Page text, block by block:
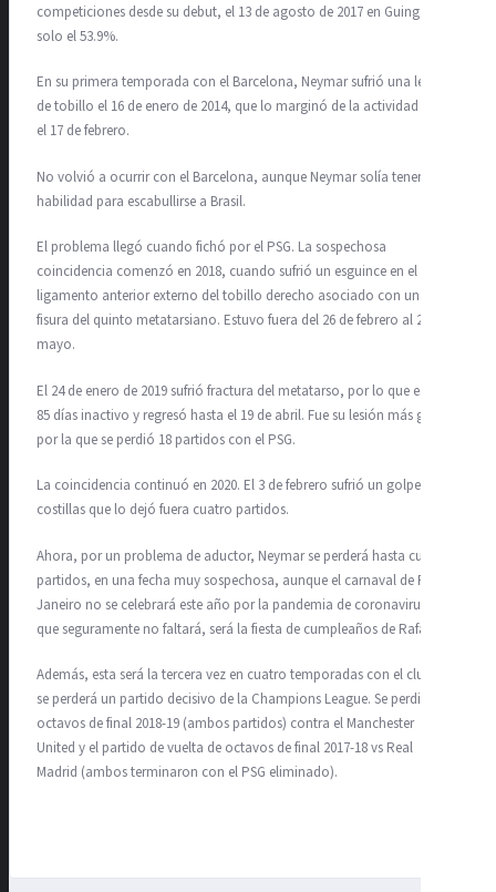
competiciones desde su debut, el 13 de agosto de 2017 en Guingamp,
solo el 53.9%.
En su primera temporada con el Barcelona, Neymar sufrió una lesión
de tobillo el 16 de enero de 2014, que lo marginó de la actividad hasta
el 17 de febrero.
No volvió a ocurrir con el Barcelona, aunque Neymar solía tener la
habilidad para escabullirse a Brasil.
El problema llegó cuando fichó por el PSG. La sospechosa
coincidencia comenzó en 2018, cuando sufrió un esguince en el
ligamento anterior externo del tobillo derecho asociado con una
fisura del quinto metatarsiano. Estuvo fuera del 26 de febrero al 27 de
mayo.
El 24 de enero de 2019 sufrió fractura del metatarso, por lo que estuvo
85 días inactivo y regresó hasta el 19 de abril. Fue su lesión más grave,
por la que se perdió 18 partidos con el PSG.
La coincidencia continuó en 2020. El 3 de febrero sufrió un golpe en las
costillas que lo dejó fuera cuatro partidos.
Ahora, por un problema de aductor, Neymar se perderá hasta cuatro
partidos, en una fecha muy sospechosa, aunque el carnaval de Río de
Janeiro no se celebrará este año por la pandemia de coronavirus. Lo
que seguramente no faltará, será la fiesta de cumpleaños de Rafaella.
Además, ​​esta será la tercera vez en cuatro temporadas con el club que
se perderá un partido decisivo de la Champions League. Se perdió los
octavos de final 2018-19 (ambos partidos) contra el Manchester
United y el partido de vuelta de octavos de final 2017-18 vs Real
Madrid (ambos terminaron con el PSG eliminado).